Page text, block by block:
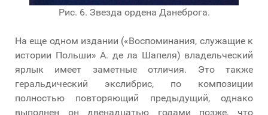
Рис. 6. Звезда ордена Данеброга.
На еще одном издании («Воспоминания, служащие к
истории Польши» А. де ла Шапеля) владельческий
ярлык имеет заметные отличия. Это также
геральдический экслибрис, по композиции
полностью повторяющий предыдущий, однако
выполнен он двенадцатью годами позже, что